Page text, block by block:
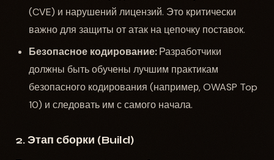
(CVE) и нарушений лицензий. Это критически
важно для защиты от атак на цепочку поставок.
Безопасное кодирование:Разработчики
должны быть обучены лучшим практикам
безопасного кодирования (например, OWASP Top
10) и следовать им с самого начала.
2. Этап сборки (Build)